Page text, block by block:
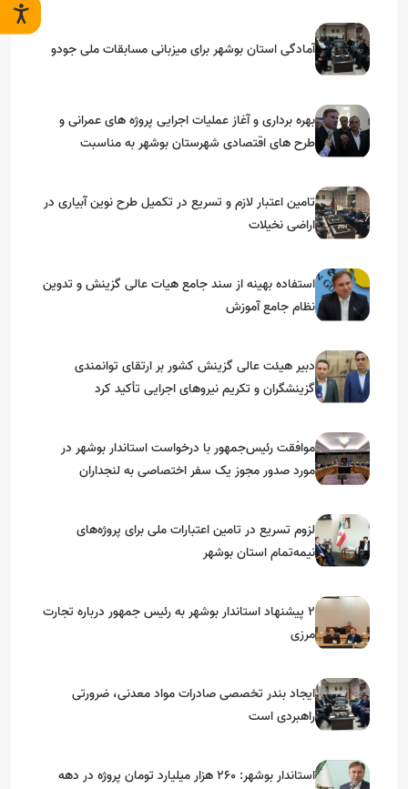
آمادگی استان بوشهر برای میزبانی مسابقات ملی جودو
بهره برداری و آغاز عملیات اجرایی پروژه های عمرانی و
طرح های اقتصادی شهرستان بوشهر به مناسبت
تامین اعتبار لازم و تسریع در تکمیل طرح نوین آبیاری در
اراضی نخیلات
استفاده بهینه از سند جامع هیات عالی گزینش و‌ تدوین
نظام جامع آموزش
دبیر هیئت عالی گزینش کشور بر ارتقای توانمندی
گزینشگران و تکریم نیروهای اجرایی تأکید کرد
موافقت رئیس‌جمهور با درخواست استاندار بوشهر در
مورد صدور مجوز یک سفر اختصاصی به لنجداران
لزوم تسریع در تامین اعتبارات ملی برای پروژه‌های
نیمه‌تمام استان بوشهر
۲ پیشنهاد استاندار بوشهر به رئیس جمهور درباره تجارت
مرزی
ایجاد بندر تخصصی صادرات مواد معدنی، ضرورتی
راهبردی است
استاندار بوشهر: ۲۶۰ هزار میلیارد تومان پروژه در دهه